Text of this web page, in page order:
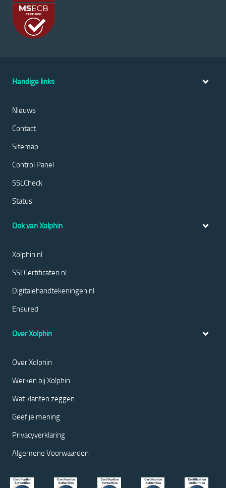
Handige links
Nieuws
Contact
Sitemap
Control Panel
SSLCheck
Status
Ook van Xolphin
Xolphin.nl
SSLCertificaten.nl
Digitalehandtekeningen.nl
Ensured
Over Xolphin
Over Xolphin
Werken bij Xolphin
Wat klanten zeggen
Geef je mening
Privacyverklaring
Algemene Voorwaarden